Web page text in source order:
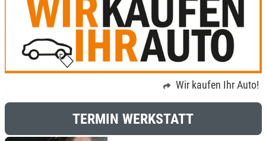
Wir kaufen Ihr Auto!
TERMIN WERKSTATT